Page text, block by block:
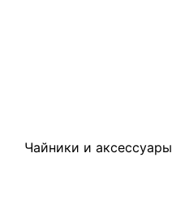
Чайники и аксессуары